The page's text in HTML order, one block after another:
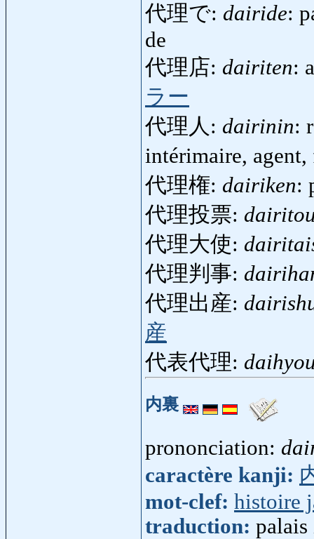
代理で: dairide:
de
代理店: dairiten:
ラー
代理人: dairinin:
intérimaire,
代理権: dairiken:
代理投票:
代理大使:
代理判事:
代理出産:
産
代表代理:
内裏
prononciation:
caractère kanji:
mot-clef: histoire
traduction: palais